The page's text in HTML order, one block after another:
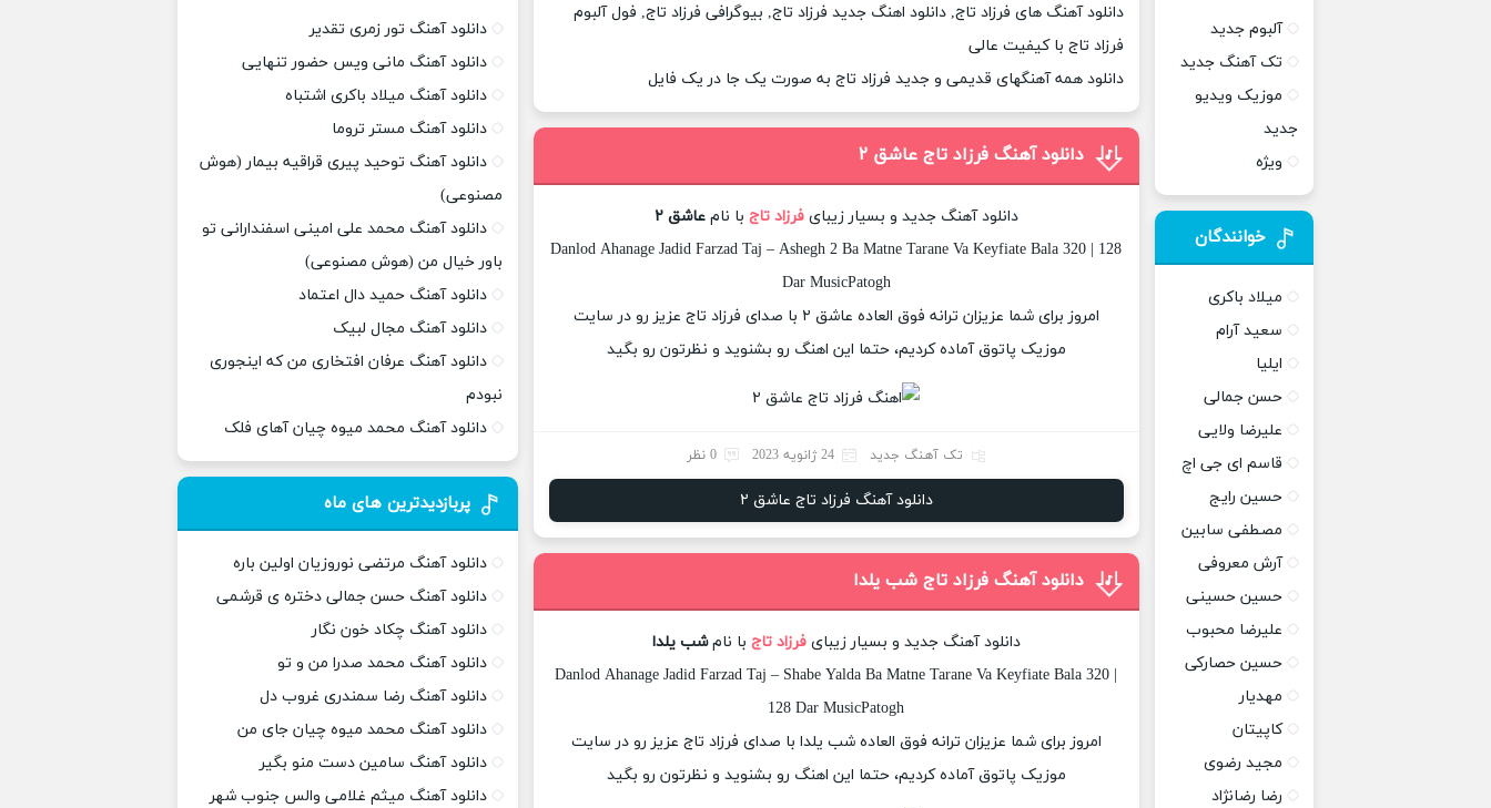
دانلود آهنگ های فرزاد تاج, دانلود اهنگ جدید فرزاد تاج, بیوگرافی فرزاد تاج, فول آلبوم
فرزاد تاج با کیفیت عالی
دانلود همه آهنگهای قدیمی و جدید فرزاد تاج به صورت یک جا در یک فایل
دانلود آهنگ فرزاد تاج عاشق ۲
دانلود آهنگ جدید و بسیار زیبایفرزاد تاج با نامعاشق ۲
Danlod Ahanage Jadid Farzad Taj – Ashegh 2 Ba Matne Tarane Va Keyfiate Bala 320 | 128
Dar MusicPatogh
امروز برای شما عزیزان ترانه فوق العاده عاشق ۲ با صدای فرزاد تاج عزیز رو در سایت
موزیک پاتوق آماده کردیم، حتما این اهنگ رو بشنوید و نظرتون رو بگید
تک آهنگ جدید 24 ژانویه 2023 0 نظر
دانلود آهنگ فرزاد تاج عاشق ۲
دانلود آهنگ فرزاد تاج شب یلدا
دانلود آهنگ جدید و بسیار زیبایفرزاد تاج با نامشب یلدا
Danlod Ahanage Jadid Farzad Taj – Shabe Yalda Ba Matne Tarane Va Keyfiate Bala 320 |
128 Dar MusicPatogh
امروز برای شما عزیزان ترانه فوق العاده شب یلدا با صدای فرزاد تاج عزیز رو در سایت
موزیک پاتوق آماده کردیم، حتما این اهنگ رو بشنوید و نظرتون رو بگید
آلبوم جدید
تک آهنگ جدید
موزیک ویدیو
جدید
ویژه
خوانندگان
میلاد باکری
سعید آرام
ایلیا
حسن جمالی
علیرضا ولایی
قاسم ای جی اچ
حسین رایج
مصطفی سابین
آرش معروفی
حسین حسینی
علیرضا محبوب
حسین حصارکی
مهدیار
کاپیتان
مجید رضوی
رضا رضانژاد
دانلود آهنگ تور زمری تقدیر
دانلود آهنگ مانی ویس حضور تنهایی
دانلود آهنگ میلاد باکری اشتباه
دانلود آهنگ مستر تروما
دانلود آهنگ توحید پیری قراقیه بیمار (هوش
مصنوعی)
دانلود آهنگ محمد علی امینی اسفندارانی تو
باور خیال من (هوش مصنوعی)
دانلود آهنگ حمید دال اعتماد
دانلود آهنگ مجال لبیک
دانلود آهنگ عرفان افتخاری من که اینجوری
نبودم
دانلود آهنگ محمد میوه چیان آهای فلک
پربازدیدترین های ماه
دانلود آهنگ مرتضی نوروزیان اولین باره
دانلود آهنگ حسن جمالی دختره ی قرشمی
دانلود آهنگ چکاد خون نگار
دانلود آهنگ محمد صدرا من و تو
دانلود آهنگ رضا سمندری غروب دل
دانلود آهنگ محمد میوه چیان جای من
دانلود آهنگ سامین دست منو بگیر
دانلود آهنگ میثم غلامی والس جنوب شهر